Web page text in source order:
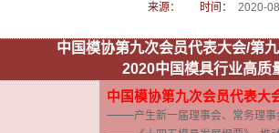
来源： 时间： 2020-
中国模协第九次会员代表大会/第
2020中国模具行业高质
中国模协第九次会员代表
——产生新一届理事会、常务理